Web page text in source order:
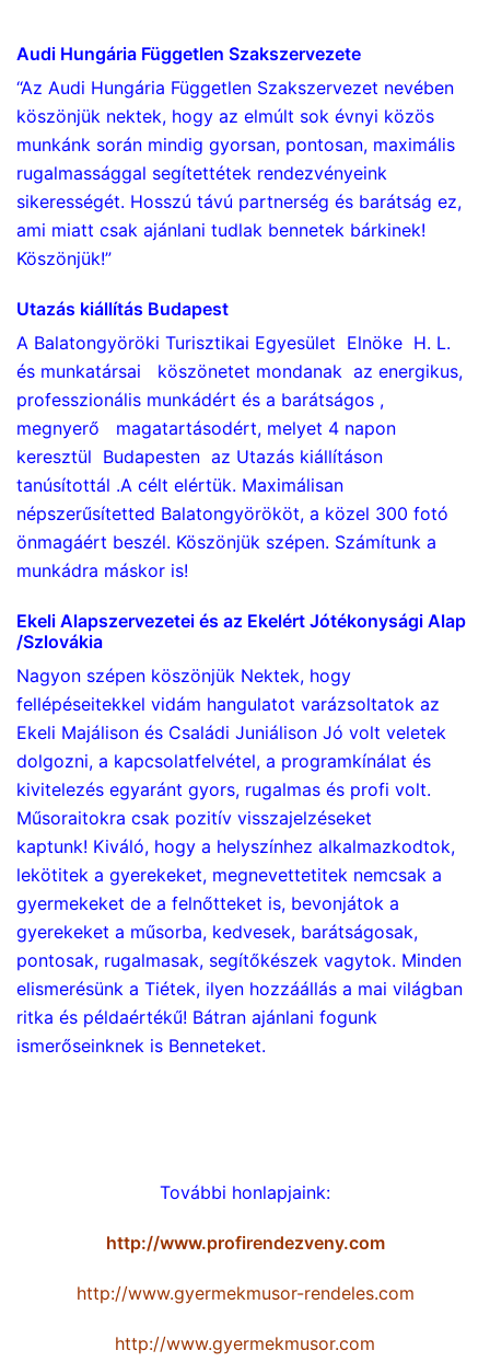
Audi Hungária Független Szakszervezete
“Az Audi Hungária Független Szakszervezet nevében
köszönjük nektek, hogy az elmúlt sok évnyi közös
munkánk során mindig gyorsan, pontosan, maximális
rugalmassággal segítettétek rendezvényeink
sikerességét. Hosszú távú partnerség és barátság ez,
ami miatt csak ajánlani tudlak bennetek bárkinek!
Köszönjük!”
Utazás kiállítás Budapest
A Balatongyöröki Turisztikai Egyesület Elnöke H. L.
és munkatársai köszönetet mondanak az energikus,
professzionális munkádért és a barátságos ,
megnyerő magatartásodért, melyet 4 napon
keresztül Budapesten az Utazás kiállításon
tanúsítottál .A célt elértük. Maximálisan
népszerűsítetted Balatongyörököt, a közel 300 fotó
önmagáért beszél. Köszönjük szépen. Számítunk a
munkádra máskor is!
Ekeli Alapszervezetei és az Ekelért Jótékonysági Alap
/Szlovákia
Nagyon szépen köszönjük Nektek, hogy
fellépéseitekkel vidám hangulatot varázsoltatok az
Ekeli Majálison és Családi Juniálison Jó volt veletek
dolgozni, a kapcsolatfelvétel, a programkínálat és
kivitelezés egyaránt gyors, rugalmas és profi volt.
Műsoraitokra csak pozitív visszajelzéseket
kaptunk! Kiváló, hogy a helyszínhez alkalmazkodtok,
lekötitek a gyerekeket, megnevettetitek nemcsak a
gyermekeket de a felnőtteket is, bevonjátok a
gyerekeket a műsorba, kedvesek, barátságosak,
pontosak, rugalmasak, segítőkészek vagytok. Minden
elismerésünk a Tiétek, ilyen hozzáállás a mai világban
ritka és példaértékű! Bátran ajánlani fogunk
ismerőseinknek is Benneteket.
További honlapjaink:
http://www.profirendezveny.com
http://www.gyermekmusor-rendeles.com
http://www.gyermekmusor.com